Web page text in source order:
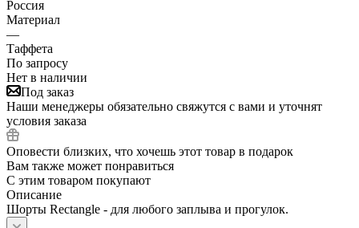
Россия
Материал
—
Таффета
По запросу
Нет в наличии
Под заказ
Наши менеджеры обязательно свяжутся с вами и уточнят
условия заказа
Оповести близких, что хочешь этот товар в подарок
Вам также может понравиться
С этим товаром покупают
Описание
Шорты Rectangle - для любого заплыва и прогулок.